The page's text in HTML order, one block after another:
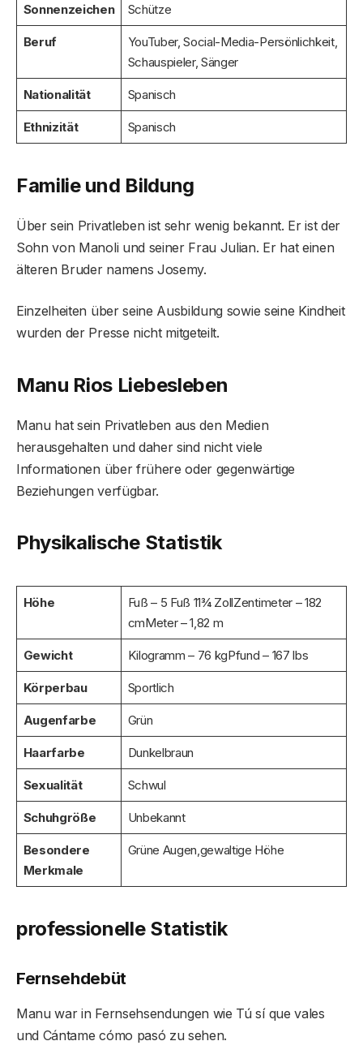
Sonnenzeichen Schütze
Beruf
YouTuber, Social-Media-Persönlichkeit,
Schauspieler, Sänger
Nationalität Spanisch
Ethnizität Spanisch
Familie und Bildung
Über sein Privatleben ist sehr wenig bekannt. Er ist der
Sohn von Manoli und seiner Frau Julian. Er hat einen
älteren Bruder namens Josemy.
Einzelheiten über seine Ausbildung sowie seine Kindheit
wurden der Presse nicht mitgeteilt.
Manu Rios Liebesleben
Manu hat sein Privatleben aus den Medien
herausgehalten und daher sind nicht viele
Informationen über frühere oder gegenwärtige
Beziehungen verfügbar.
Physikalische Statistik
Höhe
Fuß – 5 Fuß 11¾ ZollZentimeter – 182
cmMeter – 1,82 m
Gewicht Kilogramm – 76 kgPfund – 167 lbs
Körperbau Sportlich
Augenfarbe Grün
Haarfarbe Dunkelbraun
Sexualität Schwul
Schuhgröße Unbekannt
Besondere
Merkmale
Grüne Augen,gewaltige Höhe
professionelle Statistik
Fernsehdebüt
Manu war in Fernsehsendungen wie Tú sí que vales
und Cántame cómo pasó zu sehen.